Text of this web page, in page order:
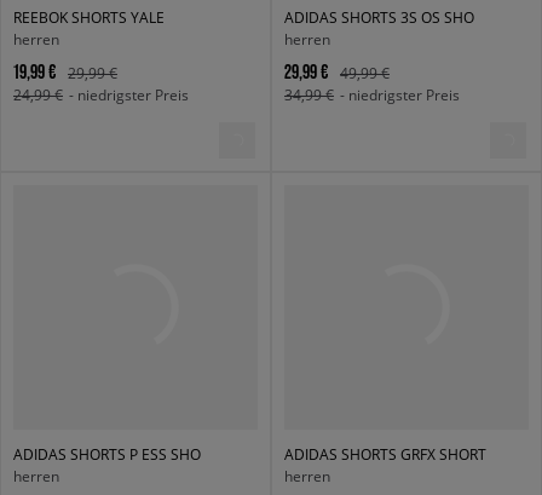
REEBOK SHORTS YALE
herren
19,99 €
29,99 €
24,99 € - niedrigster Preis
ADIDAS SHORTS 3S OS SHO
herren
29,99 €
49,99 €
34,99 € - niedrigster Preis
ADIDAS SHORTS P ESS SHO
herren
ADIDAS SHORTS GRFX SHORT
herren